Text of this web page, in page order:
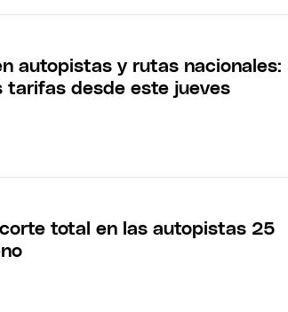
autopistas y rutas nacionales:
tarifas desde este jueves
total en las autopistas 25